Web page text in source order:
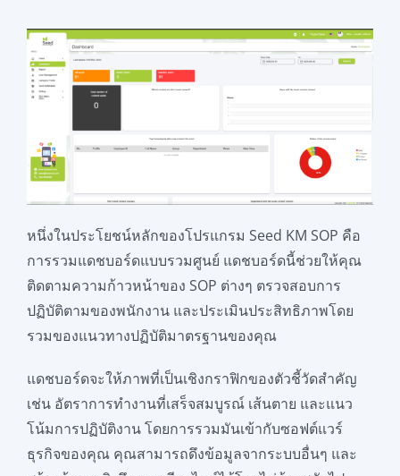
หนึ่งในประโยชน์หลักของโปรแกรม Seed KM SOP คือ
การรวมแดชบอร์ดแบบรวมศูนย์ แดชบอร์ดนี้ช่วยให้คุณ
ติดตามความก้าวหน้าของ SOP ต่างๆ ตรวจสอบการ
ปฏิบัติตามของพนักงาน และประเมินประสิทธิภาพโดย
รวมของแนวทางปฏิบัติมาตรฐานของคุณ
แดชบอร์ดจะให้ภาพที่เป็นเชิงกราฟิกของตัวชี้วัดสำคัญ
เช่น อัตราการทำงานที่เสร็จสมบูรณ์ เส้นตาย และแนว
โน้มการปฏิบัติงาน โดยการรวมมันเข้ากับซอฟต์แวร์
ธุรกิจของคุณ คุณสามารถดึงข้อมูลจากระบบอื่นๆ และ